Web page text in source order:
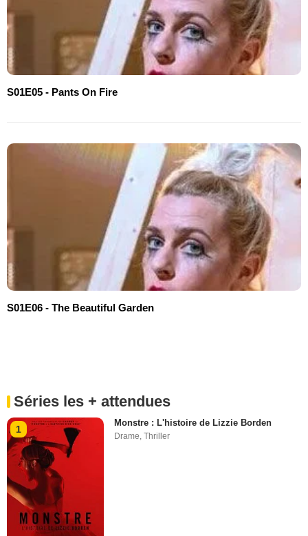
S01E05 - Pants On Fire
S01E06 - The Beautiful Garden
Séries les + attendues
1
Monstre : L'histoire de Lizzie Borden
Drame,Thriller